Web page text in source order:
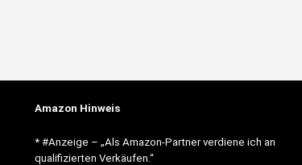
Amazon Hinweis
* #Anzeige – „Als Amazon-Partner verdiene ich an
qualifizierten Verkäufen.“